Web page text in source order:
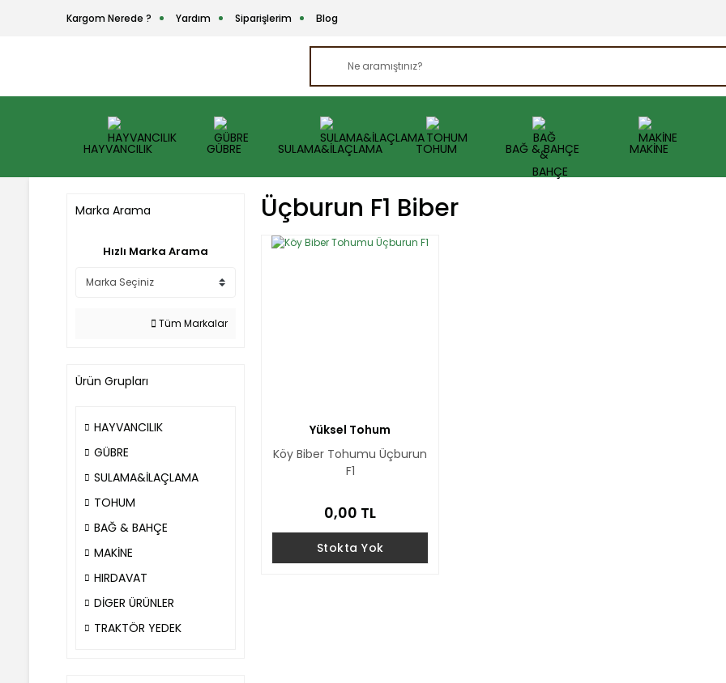
Kargom Nerede ? Yardım Siparişlerim Blog
HAYVANCILIK GÜBRE SULAMA&İLAÇLAMA TOHUM BAĞ & BAHÇE MAKİNE
Marka Arama
Hızlı Marka Arama
Tüm Markalar
Ürün Grupları
HAYVANCILIK
GÜBRE
SULAMA&İLAÇLAMA
TOHUM
BAĞ & BAHÇE
MAKİNE
HIRDAVAT
DİGER ÜRÜNLER
TRAKTÖR YEDEK
Üçburun F1 Biber
Yüksel Tohum
Köy Biber Tohumu Üçburun
F1
0,00 TL
Stokta Yok